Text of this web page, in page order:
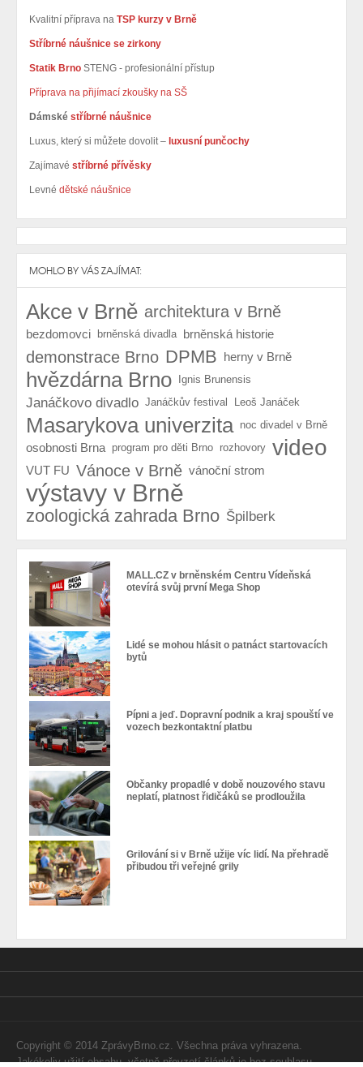
Kvalitní příprava na TSP kurzy v Brně
Stříbrné náušnice se zirkony
Statik Brno STENG - profesionální přístup
Příprava na přijímací zkoušky na SŠ
Dámské stříbrné náušnice
Luxus, který si můžete dovolit – luxusní punčochy
Zajímavé stříbrné přívěsky
Levné dětské náušnice
MOHLO BY VÁS ZAJÍMAT:
Akce v Brně architektura v Brně
bezdomovci brněnská divadla brněnská historie
demonstrace Brno DPMB herny v Brně
hvězdárna Brno Ignis Brunensis
Janáčkovo divadlo Janáčkův festival Leoš Janáček
Masarykova univerzita noc divadel v Brně
osobnosti Brna program pro děti Brno rozhovory video
VUT FU Vánoce v Brně vánoční strom
výstavy v Brně
zoologická zahrada Brno Špilberk
MALL.CZ v brněnském Centru Vídeňská
otevírá svůj první Mega Shop
Lidé se mohou hlásit o patnáct startovacích
bytů
Pípni a jeď. Dopravní podnik a kraj spouští ve
vozech bezkontaktní platbu
Občanky propadlé v době nouzového stavu
neplatí, platnost řidičáků se prodloužila
Grilování si v Brně užije víc lidí. Na přehradě
přibudou tři veřejné grily
Copyright © 2014 ZprávyBrno.cz. Všechna práva vyhrazena.
Jakékoliv užití obsahu, včetně převzetí článků je bez souhlasu